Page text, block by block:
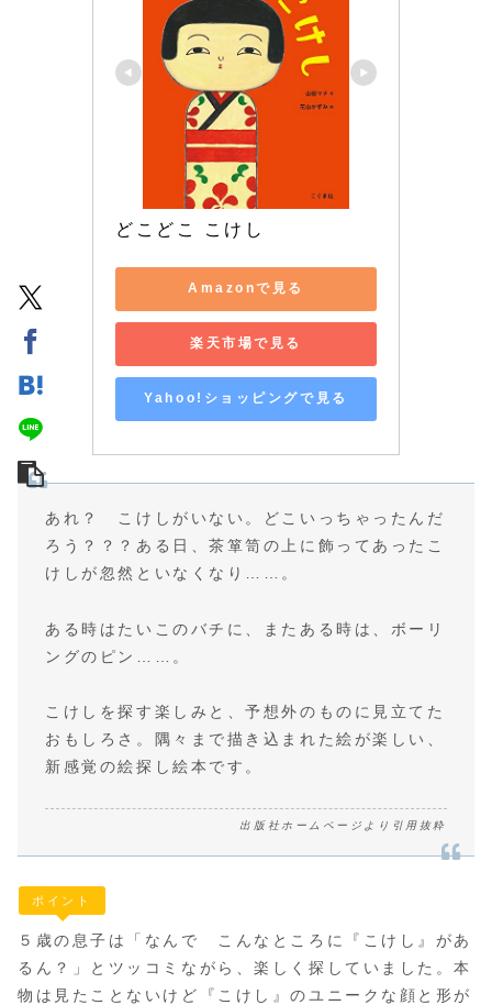
どこどこ こけし
Amazonで見る
楽天市場で見る
Yahoo!ショッピングで見る
あれ？ こけしがいない。どこいっちゃったんだ
ろう？？？ある日、茶箪笥の上に飾ってあったこ
けしが忽然といなくなり……。
ある時はたいこのバチに、またある時は、ボーリ
ングのピン……。
こけしを探す楽しみと、予想外のものに見立てた
おもしろさ。隅々まで描き込まれた絵が楽しい、
新感覚の絵探し絵本です。
出版社ホームページより引用抜粋
ポイント
５歳の息子は「なんで こんなところに『こけし』があ
るん？」とツッコミながら、楽しく探していました。本
物は見たことないけど『こけし』のユニークな顔と形が